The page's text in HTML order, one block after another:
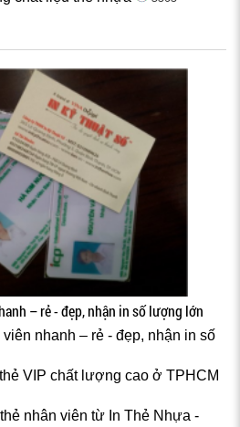
– rẻ - đẹp, nhận in số lượng lớn
nhanh – rẻ - đẹp, nhận in số
VIP chất lượng cao ở TPHCM
nhân viên từ In Thẻ Nhựa -